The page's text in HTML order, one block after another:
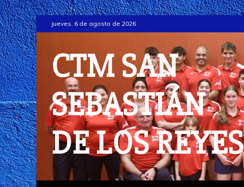
Saltar
al
contenido
jueves, 6 de agosto de 2026
CTM SAN
SEBASTIÁN
DE LOS REYES